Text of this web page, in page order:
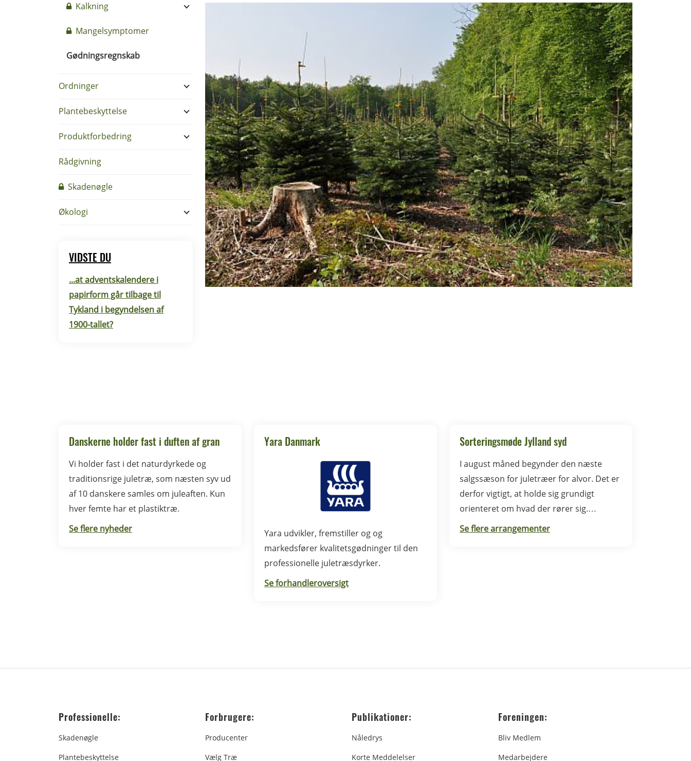
Kalkning
Mangelsymptomer
Gødningsregnskab
Ordninger
Plantebeskyttelse
Produktforbedring
Rådgivning
Skadenøgle
Økologi
VIDSTE DU
...at adventskalendere i
papirform går tilbage til
Tykland i begyndelsen af
1900-tallet?
Danskerne holder fast i duften af gran
Vi holder fast i det naturdyrkede og
traditionsrige juletræ, som næsten syv ud
af 10 danskere samles om juleaften. Kun
hver femte har et plastiktræ.
Se flere nyheder
Yara Danmark
Yara udvikler, fremstiller og og
markedsfører kvalitetsgødninger til den
professionelle juletræsdyrker.
Se forhandleroversigt
Sorteringsmøde Jylland syd
I august måned begynder den næste
salgssæson for juletræer for alvor. Det er
derfor vigtigt, at holde sig grundigt
orienteret om hvad der rører sig.
Sorteringsmødet i Syddanmark foregår i
Se flere arrangementer
Professionelle:
Skadenøgle
Plantebeskyttelse
Forbrugere:
Producenter
Vælg Træ
Publikationer:
Nåledrys
Korte Meddelelser
Foreningen:
Bliv Medlem
Medarbejdere